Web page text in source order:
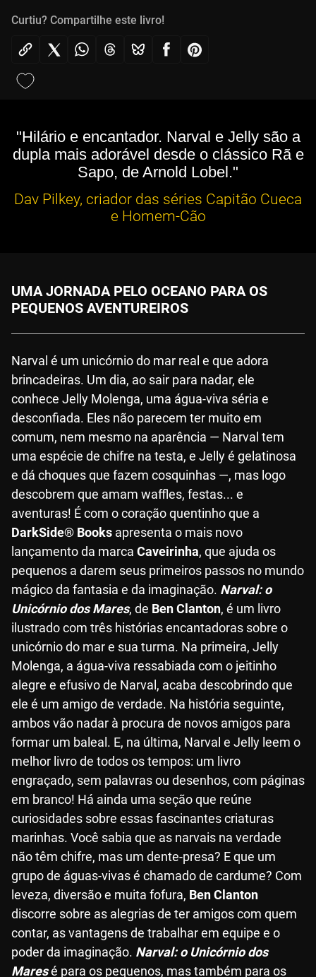
Curtiu? Compartilhe este livro!
"Hilário e encantador. Narval e Jelly são a
dupla mais adorável desde o clássico Rã e
Sapo, de Arnold Lobel."
Dav Pilkey, criador das séries Capitão Cueca
e Homem-Cão
UMA JORNADA PELO OCEANO PARA OS
PEQUENOS AVENTUREIROS
Narval é um unicórnio do mar real e que adora
brincadeiras. Um dia, ao sair para nadar, ele
conhece Jelly Molenga, uma água-viva séria e
desconfiada. Eles não parecem ter muito em
comum, nem mesmo na aparência — Narval tem
uma espécie de chifre na testa, e Jelly é gelatinosa
e dá choques que fazem cosquinhas —, mas logo
descobrem que amam waffles, festas... e
aventuras! É com o coração quentinho que a
DarkSide® Books apresenta o mais novo
lançamento da marca Caveirinha, que ajuda os
pequenos a darem seus primeiros passos no mundo
mágico da fantasia e da imaginação. Narval: o
Unicórnio dos Mares, de Ben Clanton, é um livro
ilustrado com três histórias encantadoras sobre o
unicórnio do mar e sua turma. Na primeira, Jelly
Molenga, a água-viva ressabiada com o jeitinho
alegre e efusivo de Narval, acaba descobrindo que
ele é um amigo de verdade. Na história seguinte,
ambos vão nadar à procura de novos amigos para
formar um baleal. E, na última, Narval e Jelly leem o
melhor livro de todos os tempos: um livro
engraçado, sem palavras ou desenhos, com páginas
em branco! Há ainda uma seção que reúne
curiosidades sobre essas fascinantes criaturas
marinhas. Você sabia que as narvais na verdade
não têm chifre, mas um dente-presa? E que um
grupo de águas-vivas é chamado de cardume? Com
leveza, diversão e muita fofura, Ben Clanton
discorre sobre as alegrias de ter amigos com quem
contar, as vantagens de trabalhar em equipe e o
poder da imaginação. Narval: o Unicórnio dos
Maresé para os pequenos, mas também para os